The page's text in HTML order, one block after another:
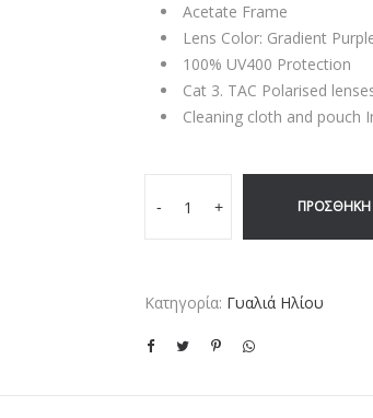
Acetate Frame
Lens Color: Gradient
100% UV400 Protection
Cat 3. TAC Polarised
Cleaning cloth and pouch
- + ΠΡΟΣΘΉΚΗ
Κατηγορία: Γυαλιά Ηλίου